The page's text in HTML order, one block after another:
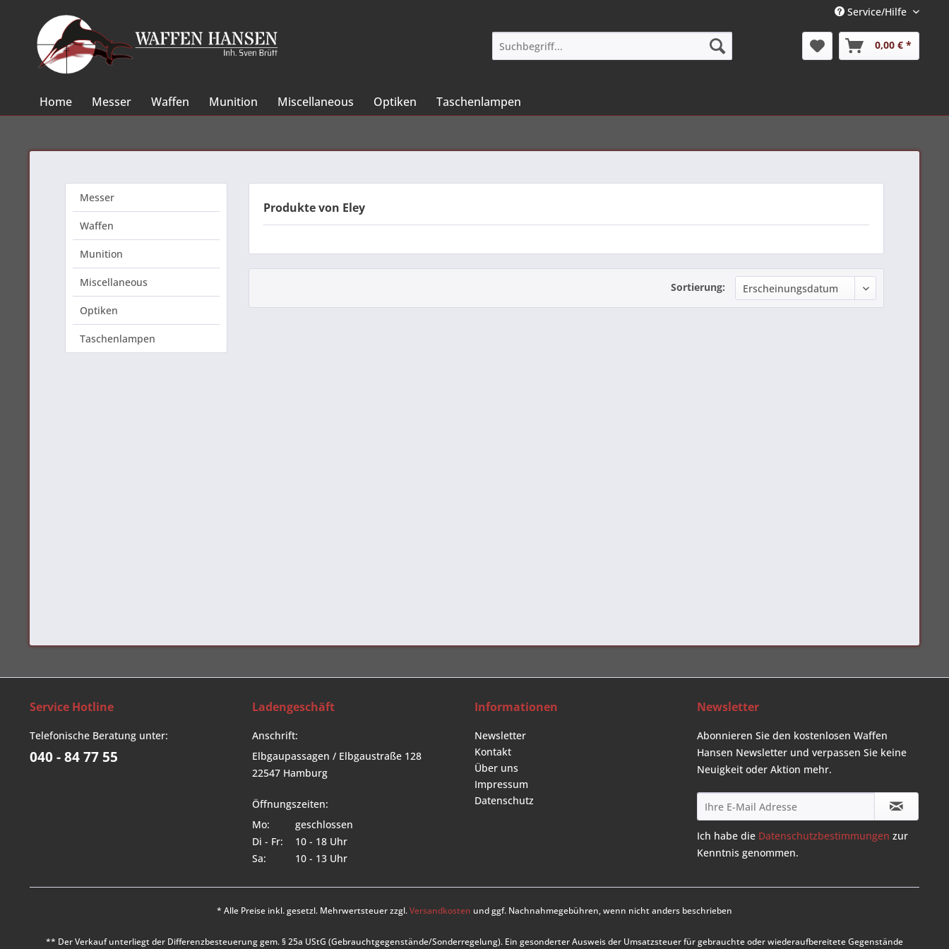
Service/Hilfe
0,00 € *
Home Messer Waffen Munition Miscellaneous Optiken Taschenlampen
Messer
Waffen
Munition
Miscellaneous
Optiken
Taschenlampen
Produkte von Eley
Sortierung:
Service Hotline
Telefonische Beratung unter:
040 - 84 77 55
Ladengeschäft
Anschrift:
Elbgaupassagen / Elbgaustraße 128
22547 Hamburg
Öffnungszeiten:
Mo:
geschlossen
Di - Fr:
10 - 18 Uhr
Sa:
10 - 13 Uhr
Informationen
Newsletter
Kontakt
Über uns
Impressum
Datenschutz
Newsletter
Abonnieren Sie den kostenlosen Waffen
Hansen Newsletter und verpassen Sie keine
Neuigkeit oder Aktion mehr.
Ich habe die Datenschutzbestimmungen zur
Kenntnis genommen.
* Alle Preise inkl. gesetzl. Mehrwertsteuer zzgl.Versandkosten und ggf. Nachnahmegebühren, wenn nicht anders beschrieben
** Der Verkauf unterliegt der Differenzbesteuerung gem. § 25a UStG (Gebrauchtgegenstände/Sonderregelung). Ein gesonderter Ausweis der Umsatzsteuer für gebrauchte oder wiederaufbereitete Gegenstände